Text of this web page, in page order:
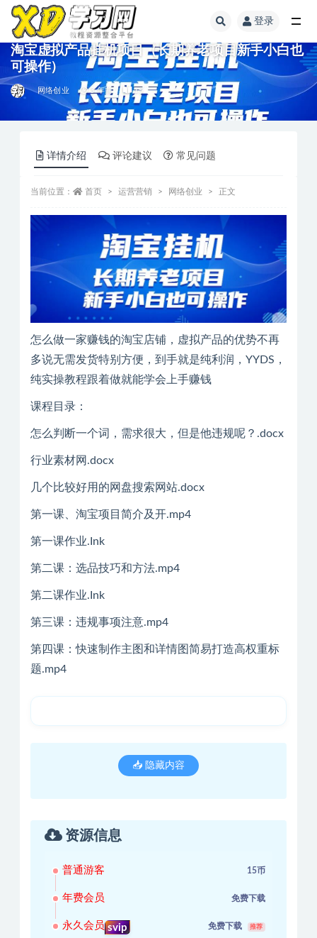
登录
淘宝虚拟产品挂机项目（长期养老项目新手小白也
可操作）
网络创业 3 年前 15
详情介绍 评论建议 常见问题
当前位置： 首页 运营营销 网络创业 正文
怎么做一家赚钱的淘宝店铺，虚拟产品的优势不再
多说无需发货特别方便，到手就是纯利润，YYDS，
纯实操教程跟着做就能学会上手赚钱
课程目录：
怎么判断一个词，需求很大，但是他违规呢？.docx
行业素材网.docx
几个比较好用的网盘搜索网站.docx
第一课、淘宝项目简介及开.mp4
第一课作业.Ink
第二课：选品技巧和方法.mp4
第二课作业.Ink
第三课：违规事项注意.mp4
第四课：快速制作主图和详情图简易打造高权重标
题.mp4
📥 隐藏内容
资源信息
普通游客 15币
年费会员 免费下载
永久会员 svip 免费下载 推荐